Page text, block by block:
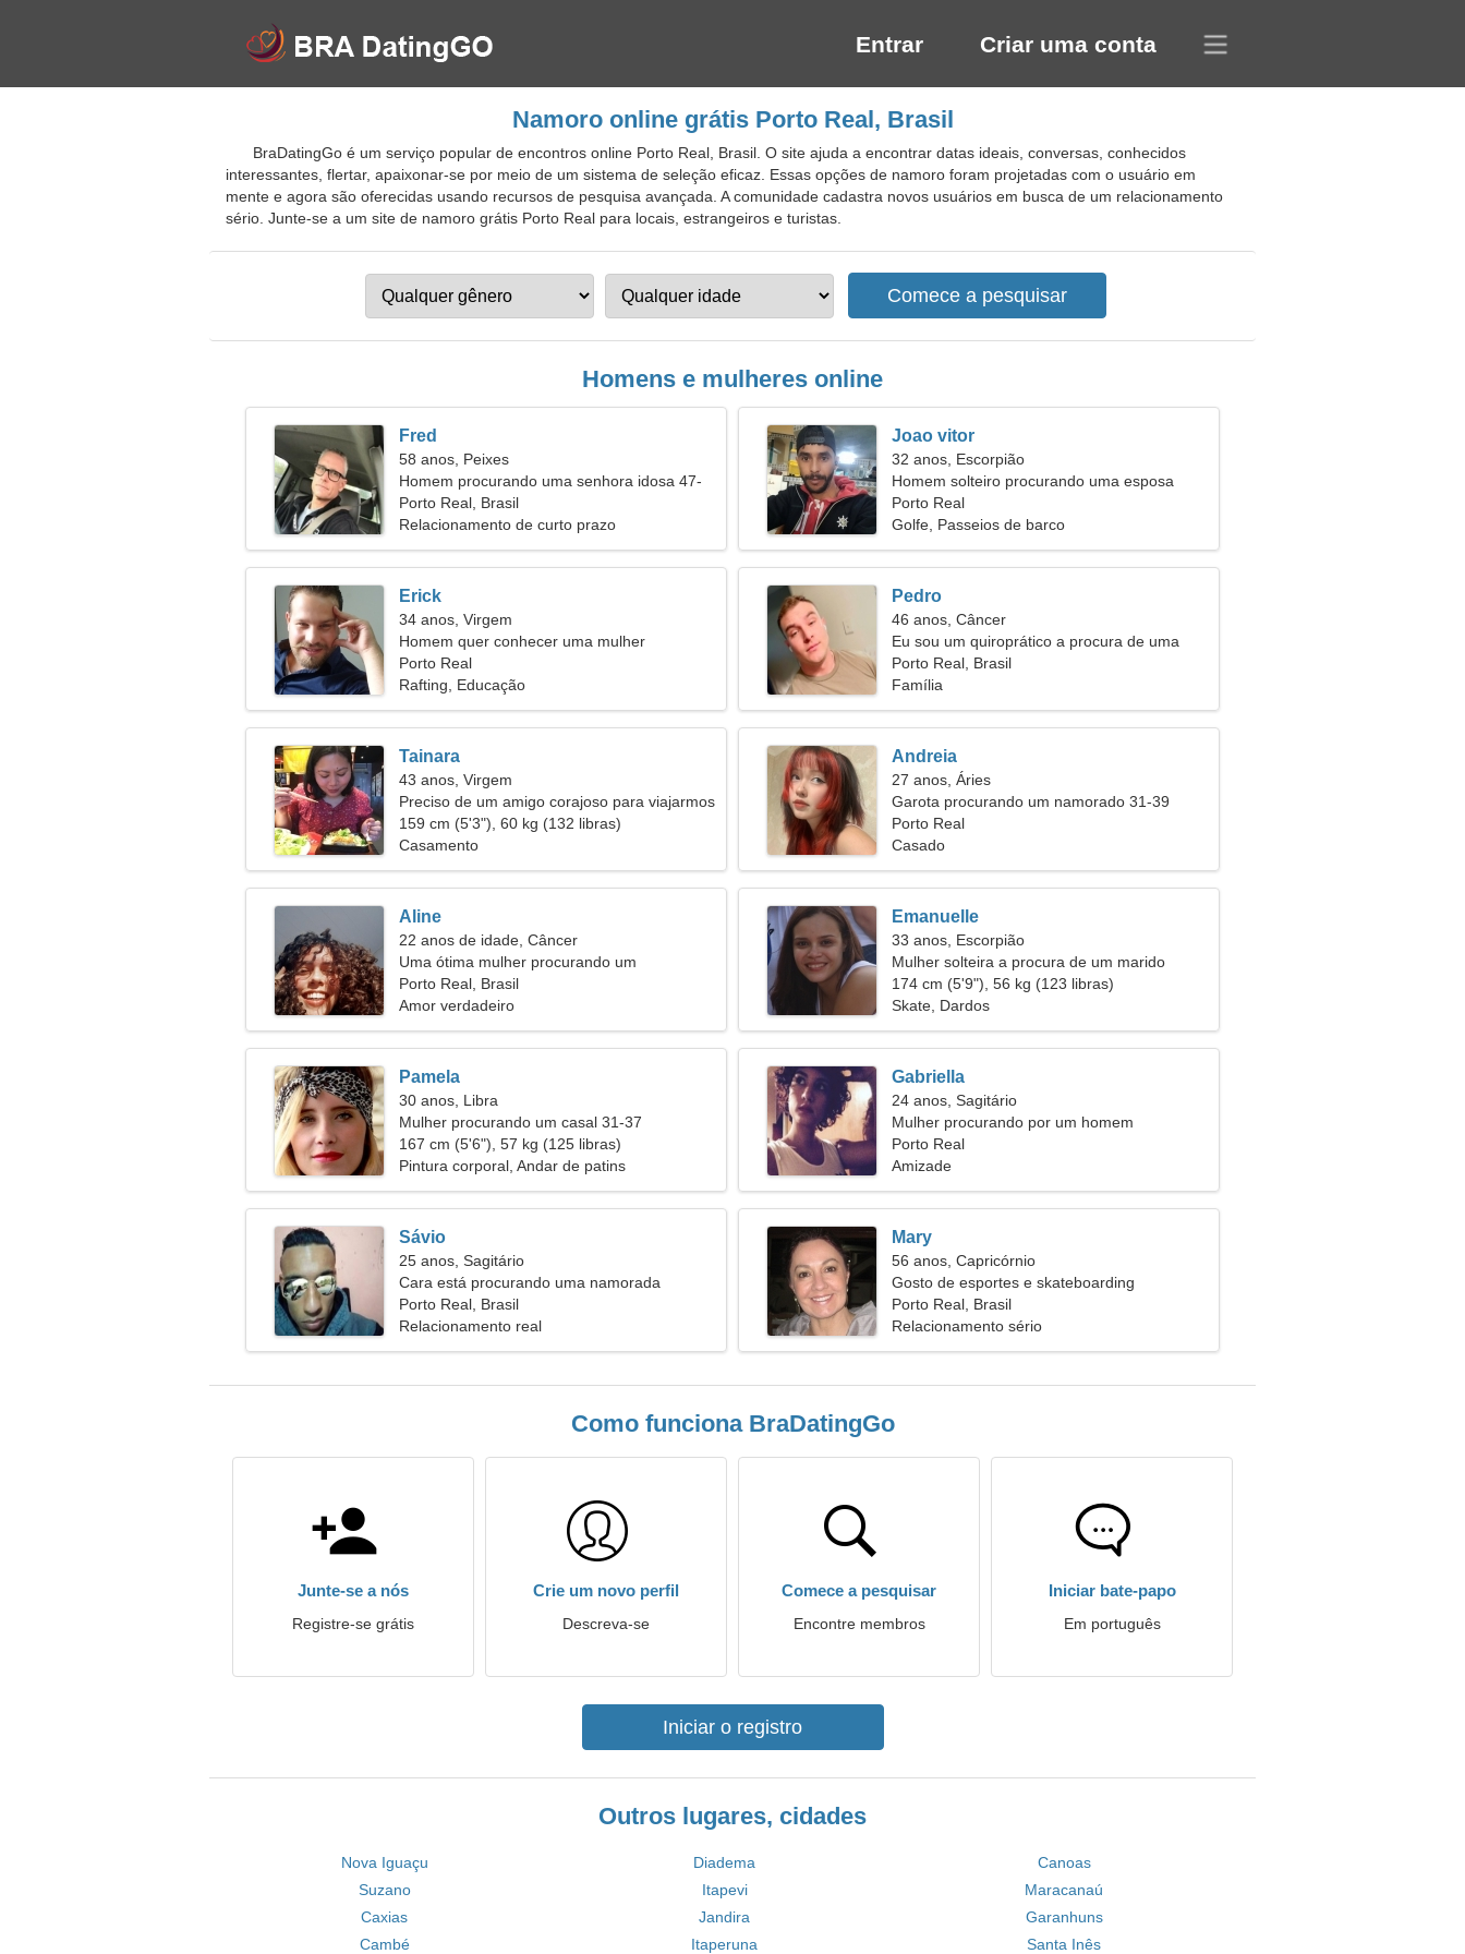
Entrar Criar uma conta
Namoro online grátis Porto Real, Brasil
BraDatingGo é um serviço popular de encontros online Porto Real, Brasil. O site ajuda a encontrar datas ideais, conversas, conhecidos
interessantes, flertar, apaixonar-se por meio de um sistema de seleção eficaz. Essas opções de namoro foram projetadas com o usuário em
mente e agora são oferecidas usando recursos de pesquisa avançada. A comunidade cadastra novos usuários em busca de um relacionamento
sério. Junte-se a um site de namoro grátis Porto Real para locais, estrangeiros e turistas.
Homens e mulheres online
Fred
58 anos, Peixes
Homem procurando uma senhora idosa 47-
56
Porto Real, Brasil
Relacionamento de curto prazo
Joao vitor
32 anos, Escorpião
Homem solteiro procurando uma esposa
Porto Real
Golfe, Passeios de barco
Erick
34 anos, Virgem
Homem quer conhecer uma mulher
Porto Real
Rafting, Educação
Pedro
46 anos, Câncer
Eu sou um quiroprático a procura de uma
mulher legal
Porto Real, Brasil
Família
Tainara
43 anos, Virgem
Preciso de um amigo corajoso para viajarmos
juntos
159 cm (5'3"), 60 kg (132 libras)
Casamento
Andreia
27 anos, Áries
Garota procurando um namorado 31-39
Porto Real
Casado
Aline
22 anos de idade, Câncer
Uma ótima mulher procurando um
relacionamento
Porto Real, Brasil
Amor verdadeiro
Emanuelle
33 anos, Escorpião
Mulher solteira a procura de um marido
174 cm (5'9"), 56 kg (123 libras)
Skate, Dardos
Pamela
30 anos, Libra
Mulher procurando um casal 31-37
167 cm (5'6"), 57 kg (125 libras)
Pintura corporal, Andar de patins
Gabriella
24 anos, Sagitário
Mulher procurando por um homem
Porto Real
Amizade
Sávio
25 anos, Sagitário
Cara está procurando uma namorada
Porto Real, Brasil
Relacionamento real
Mary
56 anos, Capricórnio
Gosto de esportes e skateboarding
Porto Real, Brasil
Relacionamento sério
Como funciona BraDatingGo
Junte-se a nós
Registre-se grátis
Crie um novo perfil
Descreva-se
Comece a pesquisar
Encontre membros
Iniciar bate-papo
Em português
Iniciar o registro
Outros lugares, cidades
Nova Iguaçu Diadema
Canoas
Suzano
Itapevi
Maracanaú
Caxias
Jandira
Garanhuns
Cambé
Itaperuna Santa Inês